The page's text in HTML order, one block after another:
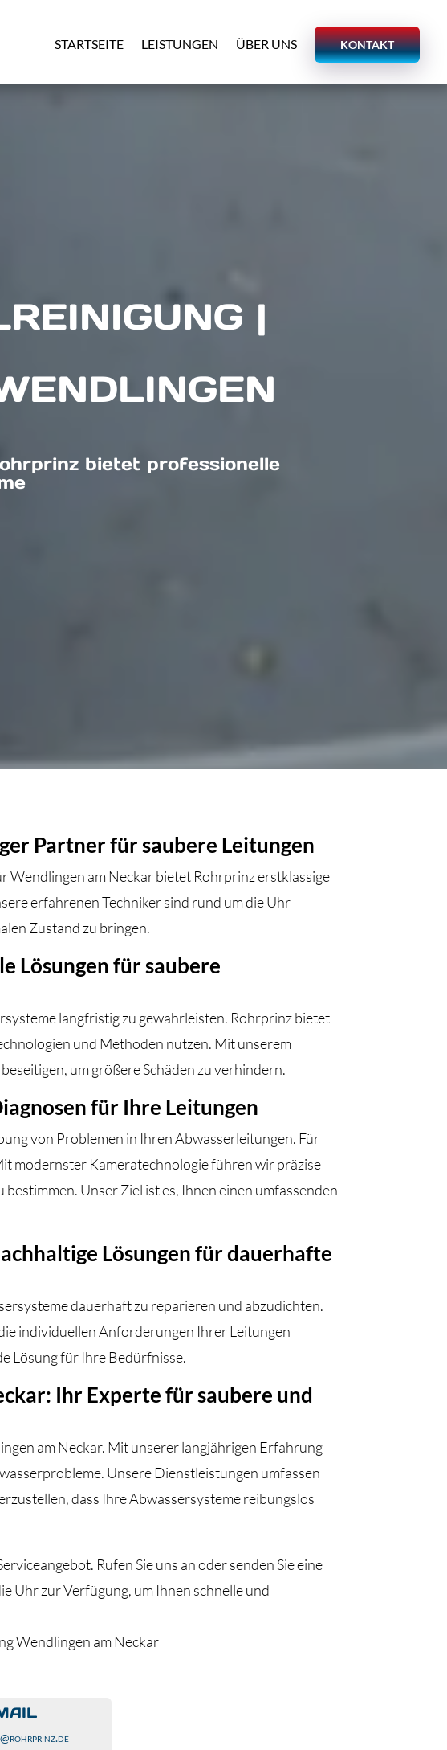
STARTSEITE LEISTUNGEN ÜBER UNS KONTAKT
|
bietet professionelle
Partner für saubere Leitungen
Wendlingen am Neckar bietet Rohrprinz erstklassige
erfahrenen Techniker sind rund um die Uhr
Zustand zu bringen.
Lösungen für saubere
langfristig zu gewährleisten. Rohrprinz bietet
und Methoden nutzen. Mit unserem
um größere Schäden zu verhindern.
für Ihre Leitungen
von Problemen in Ihren Abwasserleitungen. Für
modernster Kameratechnologie führen wir präzise
Unser Ziel ist es, Ihnen einen umfassenden
Lösungen für dauerhafte
dauerhaft zu reparieren und abzudichten.
individuellen Anforderungen Ihrer Leitungen
Lösung für Ihre Bedürfnisse.
Ihr Experte für saubere und
am Neckar. Mit unserer langjährigen Erfahrung
Unsere Dienstleistungen umfassen
dass Ihre Abwassersysteme reibungslos
Rufen Sie uns an oder senden Sie eine
Uhr zur Verfügung, um Ihnen schnelle und